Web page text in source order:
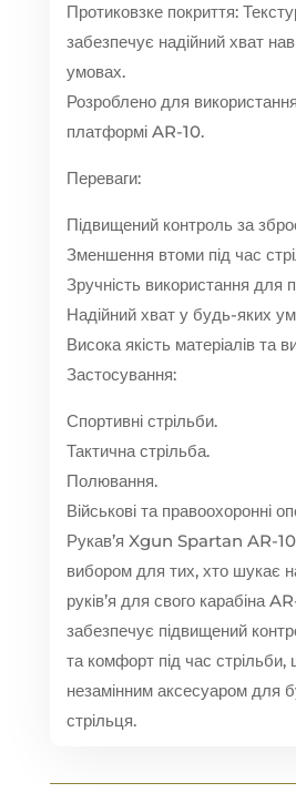
Протиковзке покриття:
забезпечує надійний хват
умовах.
Розроблено для
платформі AR-10.
Переваги:
Підвищений контроль за
Зменшення втоми під час
Зручність використання для
Надійний хват у будь-яких
Висока якість матеріалів та
Застосування:
Спортивні стрільби.
Тактична стрільба.
Полювання.
Військові та правоохоронні
Рукав’я Xgun Spartan AR-10
вибором для тих, хто шукає
руків’я для свого карабіна
забезпечує підвищений
та комфорт під час стрільби,
незамінним аксесуаром для
стрільця.